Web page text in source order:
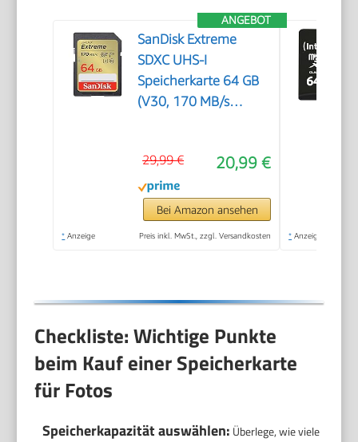
ANGEBOT
SanDisk Extreme
SDXC UHS-I
Speicherkarte 64 GB
(V30, 170 MB/s
QuickFlow-
Technologie,
wasserdicht, stoßfest,
temperaturbeständig)
20,99 €
29,99 €
Bei Amazon ansehen
* Anzeige Preis inkl. MwSt., zzgl. Versandkosten * Anzeige
Checkliste: Wichtige Punkte
beim Kauf einer Speicherkarte
für Fotos
Speicherkapazität auswählen: Überlege, wie viele